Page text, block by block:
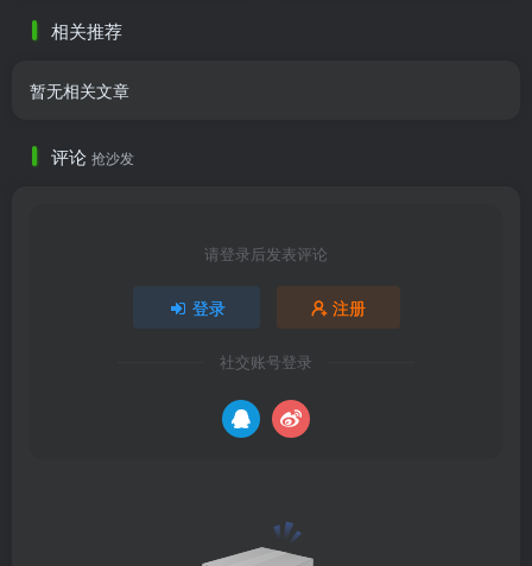
相关推荐
暂无相关文章
评论 抢沙发
请登录后发表评论
登录 注册
社交账号登录